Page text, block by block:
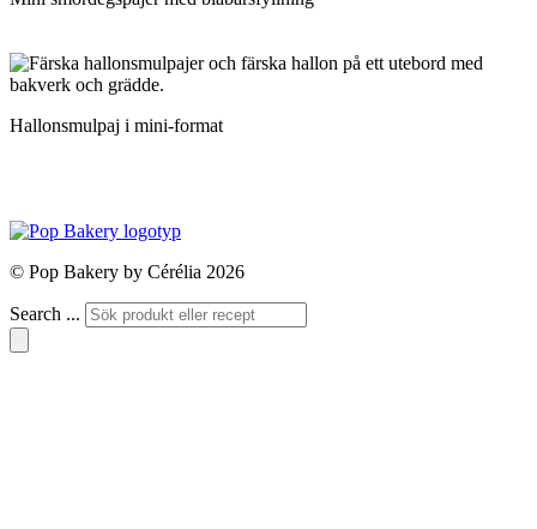
Hallonsmulpaj i mini-format
© Pop Bakery by Cérélia 2026
Search ...